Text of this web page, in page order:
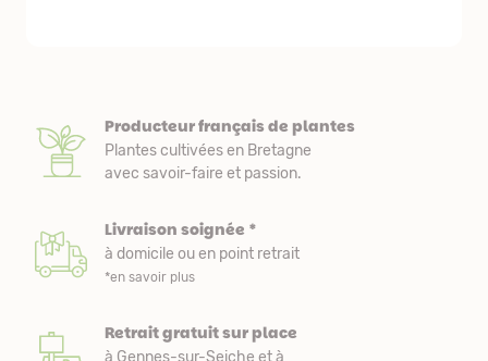
Producteur français de plantes
Plantes cultivées en Bretagne
avec savoir-faire et passion.
Livraison soignée *
à domicile ou en point retrait
*en savoir plus
Retrait gratuit sur place